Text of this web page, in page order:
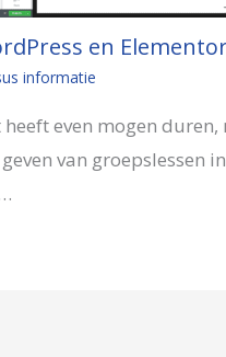
en
informatie
heeft even mogen
van groepslessen